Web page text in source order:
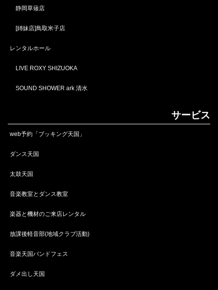
静岡草薙店
[姉妹店]鳥取米子店
レンタルホール
LIVE ROXY SHIZUOKA
SOUND SHOWER ark 清水
サービス
web予約「ブッキング天国」
ダンス天国
太鼓天国
音楽教室とダンス教室
楽器と機材のご来店レンタル
放課後軽音部(地域クラブ活動)
音楽天国バンドフェス
ダメ出し天国